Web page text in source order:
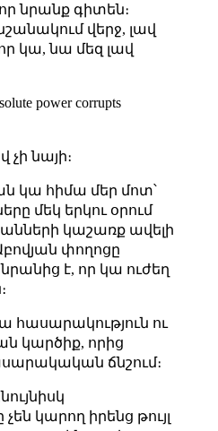
նրանք գիտեն։
վերջ, լավ
կա, նա մեզ լավ
power corrupts
նայի։
կա հիմա մեր մոտ՝
մեկ երկու օրում
կաշառք ավելի
փողոցը
է, որ կա ուժեղ
հասարակություն ու
կարծիք, որից
ճնշում։
կարող իրենց թույլ